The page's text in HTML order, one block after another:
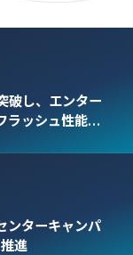
破し、エンター
ラッシュ性能と
ンターキャンパ
進